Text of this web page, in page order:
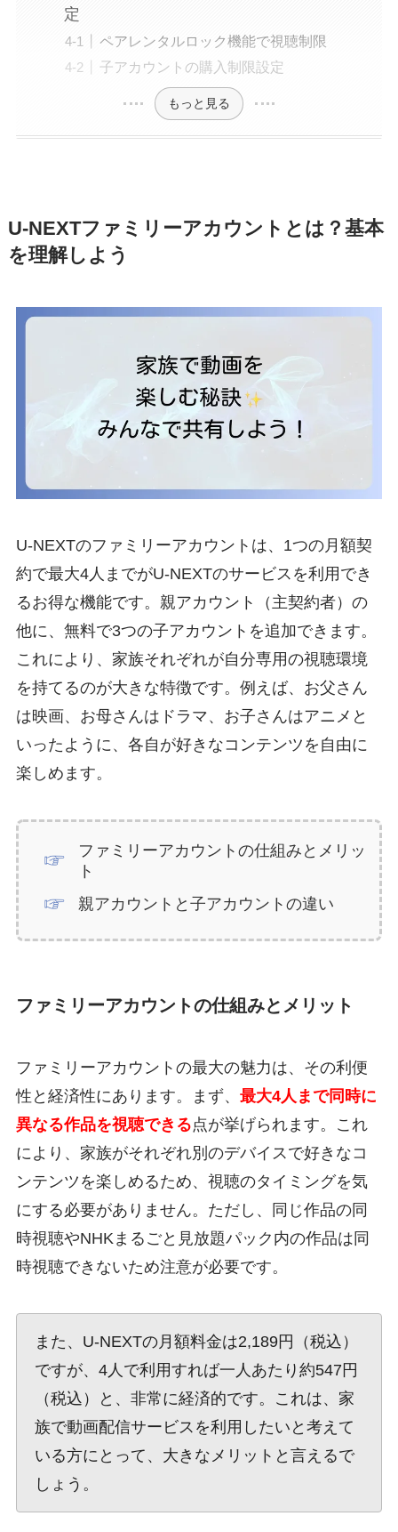
定
ペアレンタルロック機能で視聴制限
子アカウントの購入制限設定
もっと見る
U-NEXTファミリーアカウントとは？基本
を理解しよう
U-NEXTのファミリーアカウントは、1つの月額契
約で最大4人までがU-NEXTのサービスを利用でき
るお得な機能です。親アカウント（主契約者）の
他に、無料で3つの子アカウントを追加できます。
これにより、家族それぞれが自分専用の視聴環境
を持てるのが大きな特徴です。例えば、お父さん
は映画、お母さんはドラマ、お子さんはアニメと
いったように、各自が好きなコンテンツを自由に
楽しめます。
ファミリーアカウントの仕組みとメリッ
ト
親アカウントと子アカウントの違い
ファミリーアカウントの仕組みとメリット
ファミリーアカウントの最大の魅力は、その利便
性と経済性にあります。まず、 最大4人まで同時に
異なる作品を視聴できる点が挙げられます。これ
により、家族がそれぞれ別のデバイスで好きなコ
ンテンツを楽しめるため、視聴のタイミングを気
にする必要がありません。ただし、同じ作品の同
時視聴やNHKまるごと見放題パック内の作品は同
時視聴できないため注意が必要です。
また、U-NEXTの月額料金は2,189円（税込）
ですが、4人で利用すれば一人あたり約547円
（税込）と、非常に経済的です。これは、家
族で動画配信サービスを利用したいと考えて
いる方にとって、大きなメリットと言えるで
しょう。